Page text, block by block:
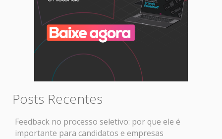
Posts Recentes
Feedback no processo seletivo: por que ele é
importante para candidatos e empresas